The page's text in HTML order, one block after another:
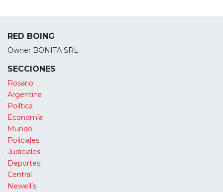
RED BOING
Owner BONITA SRL
SECCIONES
Rosario
Argentina
Política
Economía
Mundo
Policiales
Judiciales
Deportes
Central
Newell’s